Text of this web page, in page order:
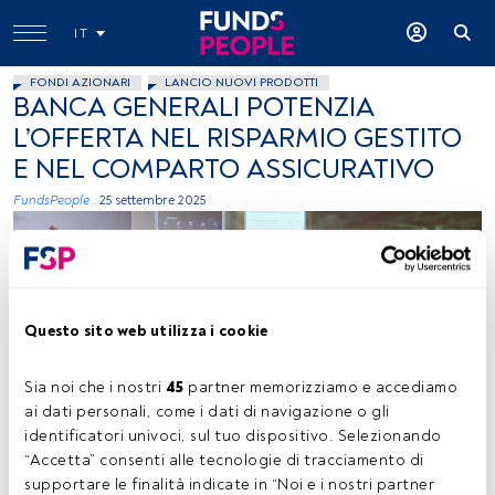
Questo sito web utilizza i cookie
Sia noi che i nostri 45 partner memorizziamo e accediamo
ai dati personali, come i dati di navigazione o gli
identificatori univoci, sul tuo dispositivo. Selezionando
“Accetta” consenti alle tecnologie di tracciamento di
supportare le finalità indicate in “Noi e i nostri partner
IT
FONDI AZIONARI LANCIO NUOVI PRODOTTI
BANCA GENERALI POTENZIA
L’OFFERTA NEL RISPARMIO GESTITO
E NEL COMPARTO ASSICURATIVO
FundsPeople . 25 settembre 2025
Andrea Ragaini, foto ceduta (Banca Generali)
Tempo di lettura:1 min.